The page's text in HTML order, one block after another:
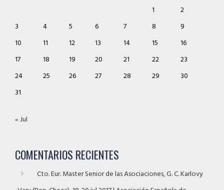
1
2
3
4 5 6 7 8
9
10
11 12 13 14 15
16
17
18 19 20 21 22
23
24
25 26 27 28 29
30
31
« Jul
COMENTARIOS RECIENTES
Cto. Eur. Master Senior de las Asociaciones, G. C. Karlovy